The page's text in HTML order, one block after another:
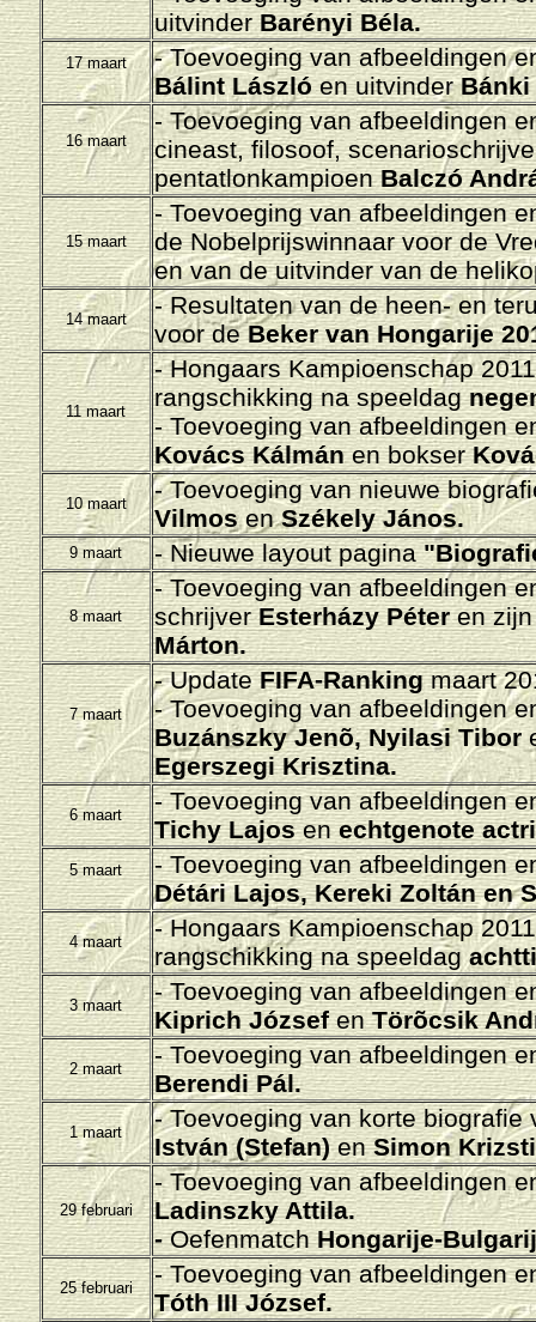
uitvinderBarényi Béla.
17 maart
- Toevoeging van afbeeldingen
Bálint Lászlóen uitvinderBánki
16 maart
- Toevoeging van afbeeldingen
cineast, filosoof,
pentatlonkampioenBalczó
15 maart
- Toevoeging van afbeeldingen
de Nobelprijswinnaar voor de
en van de uitvinder van de
14 maart
- Resultaten van de heen- en
voor deBeker van Hongarije
11 maart
- Hongaars Kampioenschap
rangschikking na speeldag
-Toevoeging van afbeeldingen
Kovács Kálmánen bokser
10 maart
- Toevoeging van nieuwe
VilmosenSzékely János.
9 maart - Nieuwe layout pagina
8 maart
- Toevoeging van afbeeldingen
schrijverEsterházy Péteren zijn
Márton.
7 maart
- UpdateFIFA-Rankingmaart
- Toevoeging van afbeeldingen
Buzánszky Jenõ,Nyilasi Tibor
Egerszegi Krisztina.
6 maart
- Toevoeging van afbeeldingen
Tichy Lajosenechtgenote
5 maart
- Toevoeging van afbeeldingen
Détári Lajos,Kereki Zoltán en
4 maart
- Hongaars Kampioenschap
rangschikking na speeldag
3 maart
- Toevoeging van afbeeldingen
Kiprich JózsefenTörõcsik
2 maart
- Toevoeging van afbeeldingen
Berendi Pál.
1 maart
- Toevoeging van korte biografie
István (Stefan)en Simon
29 februari
- Toevoeging van afbeeldingen
Ladinszky Attila.
-OefenmatchHongarije-
25 februari
- Toevoeging van afbeeldingen
Tóth III József.